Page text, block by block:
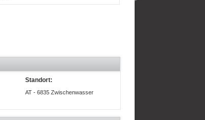
Standort:
AT - 6835 Zwischenwasser